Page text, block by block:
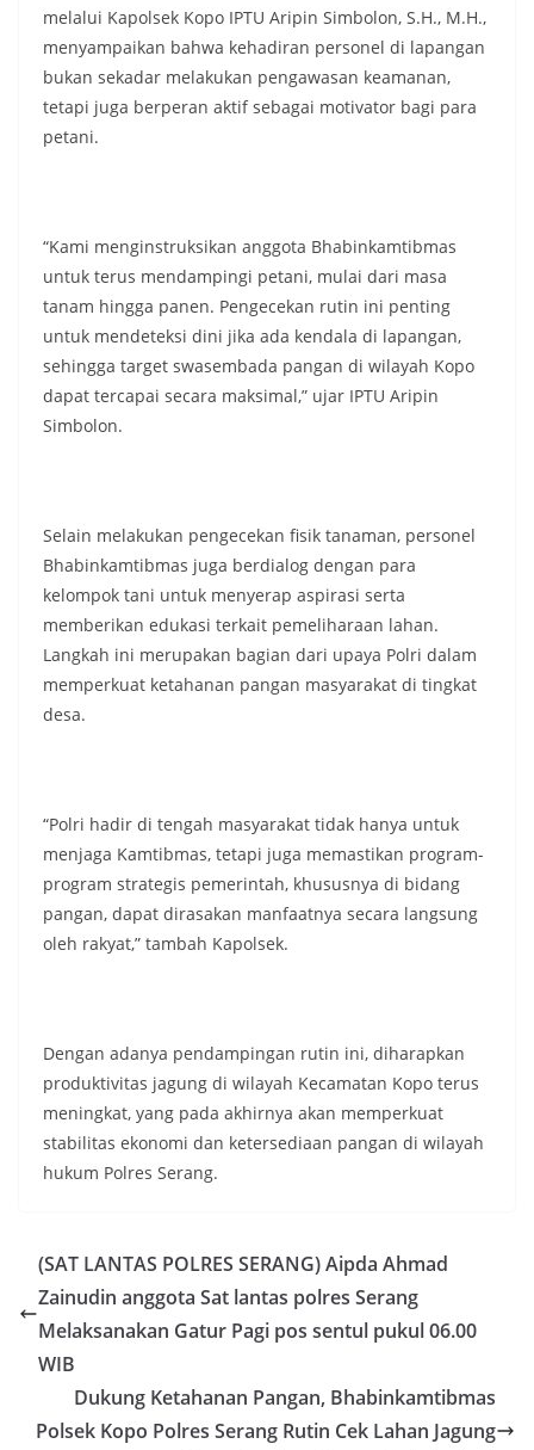
melalui Kapolsek Kopo IPTU Aripin Simbolon, S.H., M.H.,
menyampaikan bahwa kehadiran personel di lapangan
bukan sekadar melakukan pengawasan keamanan,
tetapi juga berperan aktif sebagai motivator bagi para
petani.
“Kami menginstruksikan anggota Bhabinkamtibmas
untuk terus mendampingi petani, mulai dari masa
tanam hingga panen. Pengecekan rutin ini penting
untuk mendeteksi dini jika ada kendala di lapangan,
sehingga target swasembada pangan di wilayah Kopo
dapat tercapai secara maksimal,” ujar IPTU Aripin
Simbolon.
Selain melakukan pengecekan fisik tanaman, personel
Bhabinkamtibmas juga berdialog dengan para
kelompok tani untuk menyerap aspirasi serta
memberikan edukasi terkait pemeliharaan lahan.
Langkah ini merupakan bagian dari upaya Polri dalam
memperkuat ketahanan pangan masyarakat di tingkat
desa.
“Polri hadir di tengah masyarakat tidak hanya untuk
menjaga Kamtibmas, tetapi juga memastikan program-
program strategis pemerintah, khususnya di bidang
pangan, dapat dirasakan manfaatnya secara langsung
oleh rakyat,” tambah Kapolsek.
Dengan adanya pendampingan rutin ini, diharapkan
produktivitas jagung di wilayah Kecamatan Kopo terus
meningkat, yang pada akhirnya akan memperkuat
stabilitas ekonomi dan ketersediaan pangan di wilayah
hukum Polres Serang.
(SAT LANTAS POLRES SERANG) Aipda Ahmad
Zainudin anggota Sat lantas polres Serang
Melaksanakan Gatur Pagi pos sentul pukul 06.00
WIB
Dukung Ketahanan Pangan, Bhabinkamtibmas
Polsek Kopo Polres Serang Rutin Cek Lahan Jagung